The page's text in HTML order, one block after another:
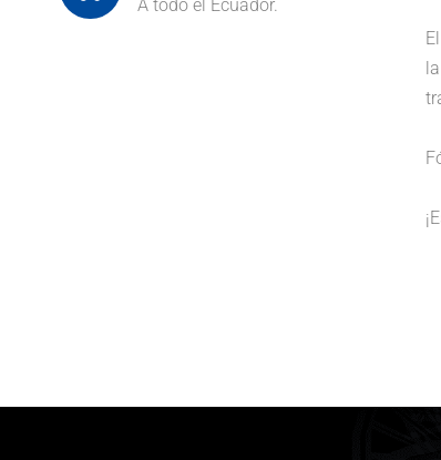
A todo el Ecuador.